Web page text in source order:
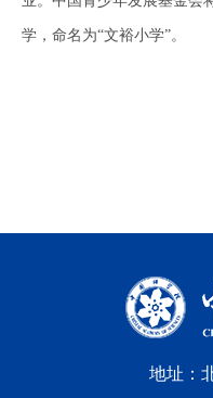
学，命名为“文裕小学”。
（摘自1992
地址：